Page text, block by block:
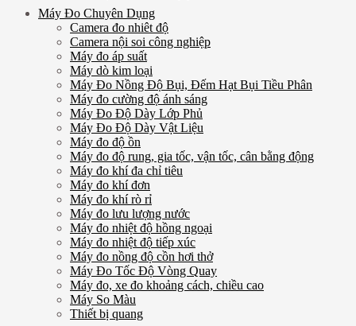
Máy Đo Chuyên Dụng
Camera đo nhiêt độ
Camera nội soi công nghiệp
Máy đo áp suất
Máy dò kim loại
Máy Đo Nồng Độ Bụi, Đếm Hạt Bụi Tiều Phân
Máy đo cường độ ánh sáng
Máy Đo Độ Dày Lớp Phủ
Máy Đo Độ Dày Vật Liệu
Máy đo độ ồn
Máy đo độ rung, gia tốc, vận tốc, cân bằng động
Máy đo khí đa chỉ tiêu
Máy đo khí đơn
Máy đo khí rò rỉ
Máy đo lưu lượng nước
Máy đo nhiệt độ hồng ngoại
Máy đo nhiệt độ tiếp xúc
Máy đo nồng độ cồn hơi thở
Máy Đo Tốc Độ Vòng Quay
Máy đo, xe đo khoảng cách, chiều cao
Máy So Màu
Thiết bị quang